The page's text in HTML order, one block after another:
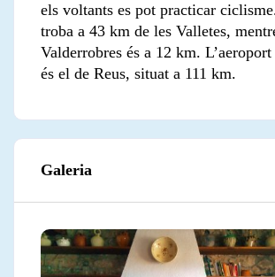
els voltants es pot practicar
troba a 43 km de les Valletes,
Valderrobres és a 12 km.
és el de Reus, situat a 111 km.
Galeria